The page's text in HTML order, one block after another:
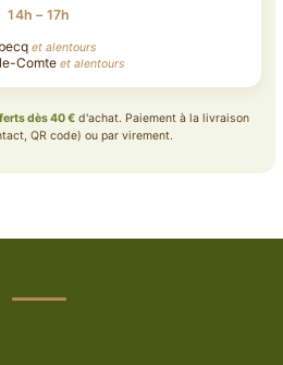
14h – 17h
et alentours
Comte et alentours
dès 40 € d'achat. Paiement à la livraison
QR code) ou par virement.